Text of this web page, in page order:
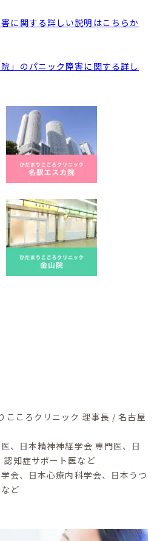
に関する詳しい説明はこちらか
」のパニック障害に関する詳し
こころクリニック 理事長 / 名古屋
、日本精神神経学会 専門医、日
知症サポート医など
会、日本心療内科学会、日本うつ
ど